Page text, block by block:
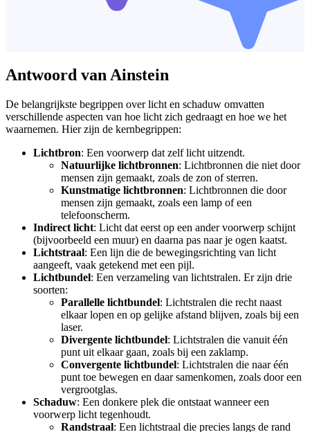
Antwoord van Ainstein
De belangrijkste begrippen over licht en schaduw omvatten
verschillende aspecten van hoe licht zich gedraagt en hoe we het
waarnemen. Hier zijn de kernbegrippen:
Lichtbron: Een voorwerp dat zelf licht uitzendt.
Natuurlijke lichtbronnen: Lichtbronnen die niet door
mensen zijn gemaakt, zoals de zon of sterren.
Kunstmatige lichtbronnen: Lichtbronnen die door
mensen zijn gemaakt, zoals een lamp of een
telefoonscherm.
Indirect licht: Licht dat eerst op een ander voorwerp schijnt
(bijvoorbeeld een muur) en daarna pas naar je ogen kaatst.
Lichtstraal: Een lijn die de bewegingsrichting van licht
aangeeft, vaak getekend met een pijl.
Lichtbundel: Een verzameling van lichtstralen. Er zijn drie
soorten:
Parallelle lichtbundel: Lichtstralen die recht naast
elkaar lopen en op gelijke afstand blijven, zoals bij een
laser.
Divergente lichtbundel: Lichtstralen die vanuit één
punt uit elkaar gaan, zoals bij een zaklamp.
Convergente lichtbundel: Lichtstralen die naar één
punt toe bewegen en daar samenkomen, zoals door een
vergrootglas.
Schaduw: Een donkere plek die ontstaat wanneer een
voorwerp licht tegenhoudt.
Randstraal: Een lichtstraal die precies langs de rand